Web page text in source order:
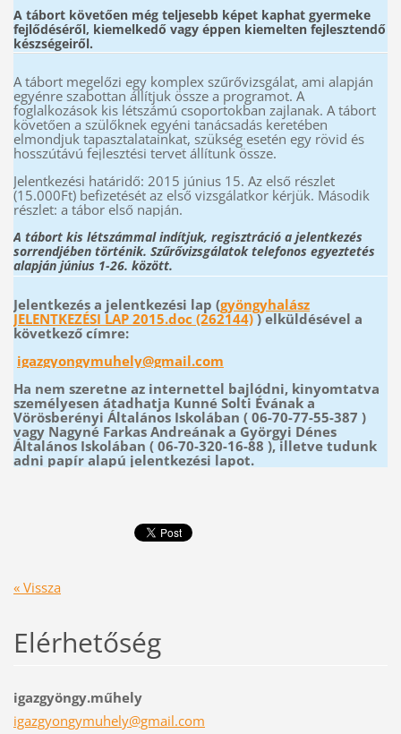
A tábort követően még teljesebb képet kaphat gyermeke
fejlődéséről, kiemelkedő vagy éppen kiemelten fejlesztendő
készségeiről.
A tábort megelőzi egy komplex szűrővizsgálat, ami alapján
egyénre szabottan állítjuk össze a programot. A
foglalkozások kis létszámú csoportokban zajlanak. A tábort
követően a szülőknek egyéni tanácsadás keretében
elmondjuk tapasztalatainkat, szükség esetén egy rövid és
hosszútávú fejlesztési tervet állítunk össze.
Jelentkezési határidő: 2015 június 15. Az első részlet
(15.000Ft) befizetését az első vizsgálatkor kérjük. Második
részlet: a tábor első napján.
A tábort kis létszámmal indítjuk, regisztráció a jelentkezés
sorrendjében történik. Szűrővizsgálatok telefonos egyeztetés
alapján június 1-26. között.
Jelentkezés a jelentkezési lap (gyöngyhalász
JELENTKEZÉSI LAP 2015.doc (262144)) elküldésével a
következő címre:
igazgyongymuhely@gmail.com
Ha nem szeretne az internettel bajlódni, kinyomtatva
személyesen átadhatja Kunné Solti Évának a
Vörösberényi Általános Iskolában ( 06-70-77-55-387 )
vagy Nagyné Farkas Andreának a Györgyi Dénes
Általános Iskolában ( 06-70-320-16-88 ), illetve tudunk
adni papír alapú jelentkezési lapot.
« Vissza
Elérhetőség
igazgyöngy.műhely
igazgyongymuhely@gmail.com